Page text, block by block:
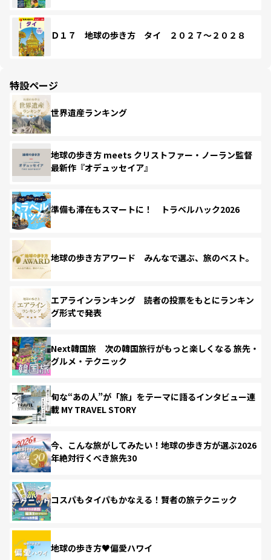
Ｄ１７ 地球の歩き方 タイ ２０２７～２０２８
特設ページ
世界遺産ランキング
地球の歩き方 meets クリストファー・ノーラン監督
最新作『オデュッセイア』
準備も滞在もスマートに！ トラベルハック2026
地球の歩き方アワード みんなで選ぶ、旅のベスト。
エアラインランキング 読者の投票をもとにランキン
グ形式で発表
Next韓国旅 次の韓国旅行がもっと楽しくなる 旅先・
グルメ・テクニック
旬な“あの人”が「旅」をテーマに語るインタビュー連
載 MY TRAVEL STORY
今、こんな旅がしてみたい！地球の歩き方が選ぶ2026
年絶対行くべき旅先30
コスパもタイパもかなえる！賢者の旅テクニック
地球の歩き方♥偏愛ハワイ